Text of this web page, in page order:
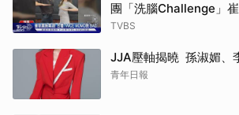
團「洗腦Challenge」
TVBS
JJA壓軸揭曉 孫淑媚、
青年日報